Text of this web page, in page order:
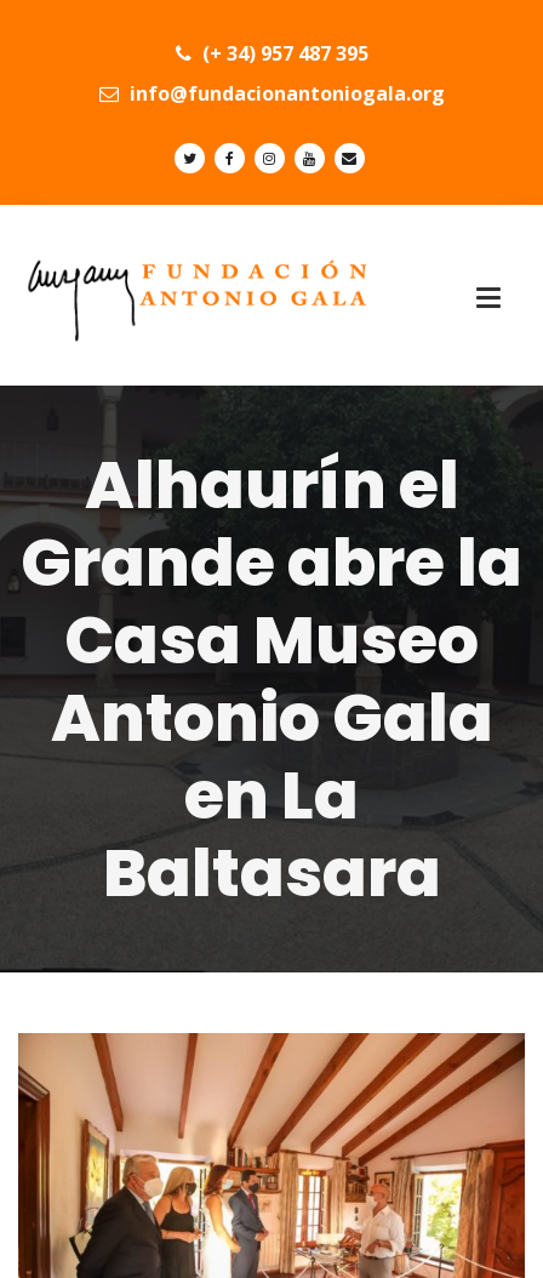
(+ 34) 957 487 395
info@fundacionantoniogala.org
Alhaurín el
Grande abre la
Casa Museo
Antonio Gala
en La
Baltasara